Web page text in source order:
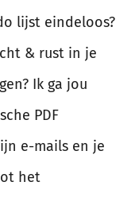
lijst eindeloos?
& rust in je
Ik ga jou
PDF
e-mails en je
het